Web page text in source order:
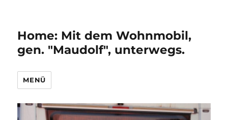
Home: Mit dem Wohnmobil,
gen. "Maudolf", unterwegs.
MENÜ